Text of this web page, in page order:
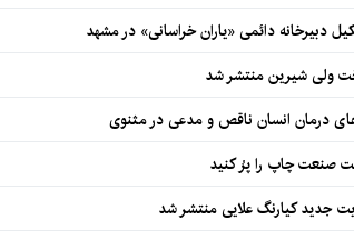
دبیرخانه دائمی «یاران خراسانی» در مشهد
ولی شیرین منتشر شد
درمان انسان ناقص و مدعی در مثنوی
صنعت چاپ را پرُ کنید
جدید کیارنگ علایی منتشر شد